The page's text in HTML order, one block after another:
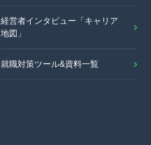
経営者インタビュー「キャリア
地図」
就職対策ツール&資料一覧